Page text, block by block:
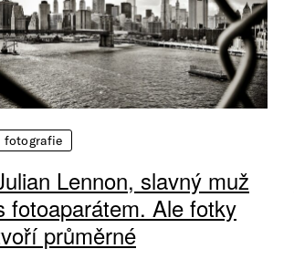
fotografie
Lennon, slavný muž
fotoaparátem. Ale fotky
průměrné